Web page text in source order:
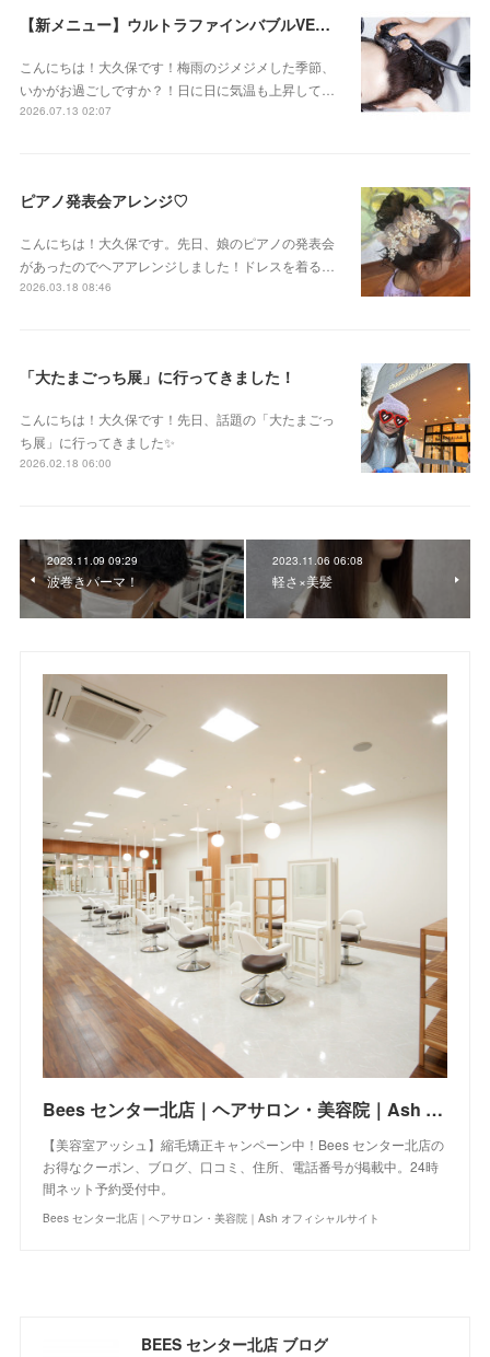
【新メニュー】ウルトラファインバブルVEENA始めました！
こんにちは！大久保です！梅雨のジメジメした季節、
いかがお過ごしですか？！日に日に気温も上昇して…
2026.07.13 02:07
ピアノ発表会アレンジ♡
こんにちは！大久保です。先日、娘のピアノの発表会
があったのでヘアアレンジしました！ドレスを着る…
2026.03.18 08:46
「大たまごっち展」に行ってきました！
こんにちは！大久保です！先日、話題の「大たまごっ
ち展」に行ってきました✨
2026.02.18 06:00
2023.11.09 09:29
波巻きパーマ！
2023.11.06 06:08
軽さ×美髪
Bees センター北店｜ヘアサロン・美容院｜Ash オフィシャルサイト
【美容室アッシュ】縮毛矯正キャンペーン中！Bees センター北店の
お得なクーポン、ブログ、口コミ、住所、電話番号が掲載中。24時
間ネット予約受付中。
Bees センター北店｜ヘアサロン・美容院｜Ash オフィシャルサイト
BEES センター北店 ブログ